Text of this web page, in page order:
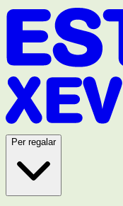
Per regalar